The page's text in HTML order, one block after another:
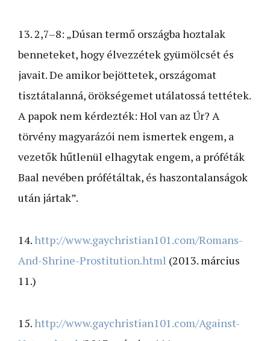
13. 2,7–8: „Dúsan termő országba hoztalak
benneteket, hogy élvezzétek gyümölcsét és
javait. De amikor bejöttetek, országomat
tisztátalanná, örökségemet utálatossá tettétek.
A papok nem kérdezték: Hol van az Úr? A
törvény magyarázói nem ismertek engem, a
vezetők hűtlenül elhagytak engem, a próféták
Baal nevében prófétáltak, és haszontalanságok
után jártak”.
14.http://www.gaychristian101.com/Romans-
And-Shrine-Prostitution.html (2013. március
11.)
15.http://www.gaychristian101.com/Against-